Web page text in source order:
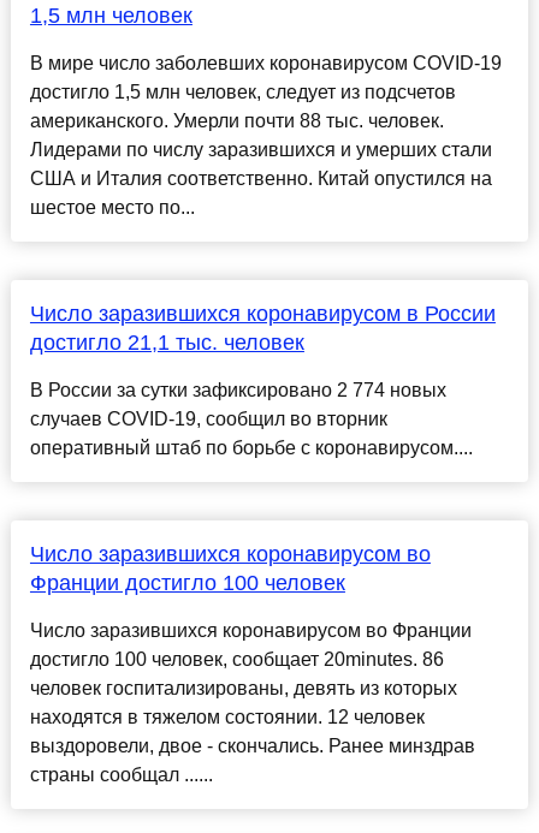
1,5 млн человек
В мире число заболевших коронавирусом COVID-19
достигло 1,5 млн человек, следует из подсчетов
американского. Умерли почти 88 тыс. человек.
Лидерами по числу заразившихся и умерших стали
США и Италия соответственно. Китай опустился на
шестое место по...
Число заразившихся коронавирусом в России
достигло 21,1 тыс. человек
В России за сутки зафиксировано 2 774 новых
случаев COVID-19, сообщил во вторник
оперативный штаб по борьбе с коронавирусом....
Число заразившихся коронавирусом во
Франции достигло 100 человек
Число заразившихся коронавирусом во Франции
достигло 100 человек, сообщает 20minutes. 86
человек госпитализированы, девять из которых
находятся в тяжелом состоянии. 12 человек
выздоровели, двое - скончались. Ранее минздрав
страны сообщал ......